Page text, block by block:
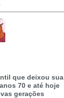
que deixou sua
70 e até hoje
gerações